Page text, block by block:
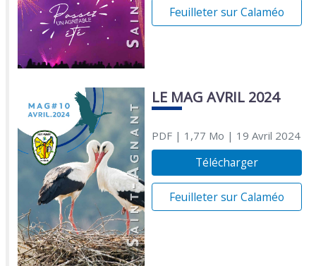
Feuilleter sur Calaméo
LE MAG AVRIL 2024
PDF| 1,77 Mo | 19 Avril 2024
Télécharger
Feuilleter sur Calaméo